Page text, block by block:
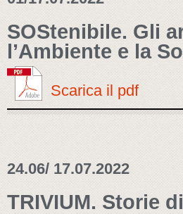
SOStenibile. Gli
l’Ambiente e la
Scarica il pdf
24.06/ 17.07.2022
TRIVIUM. Storie